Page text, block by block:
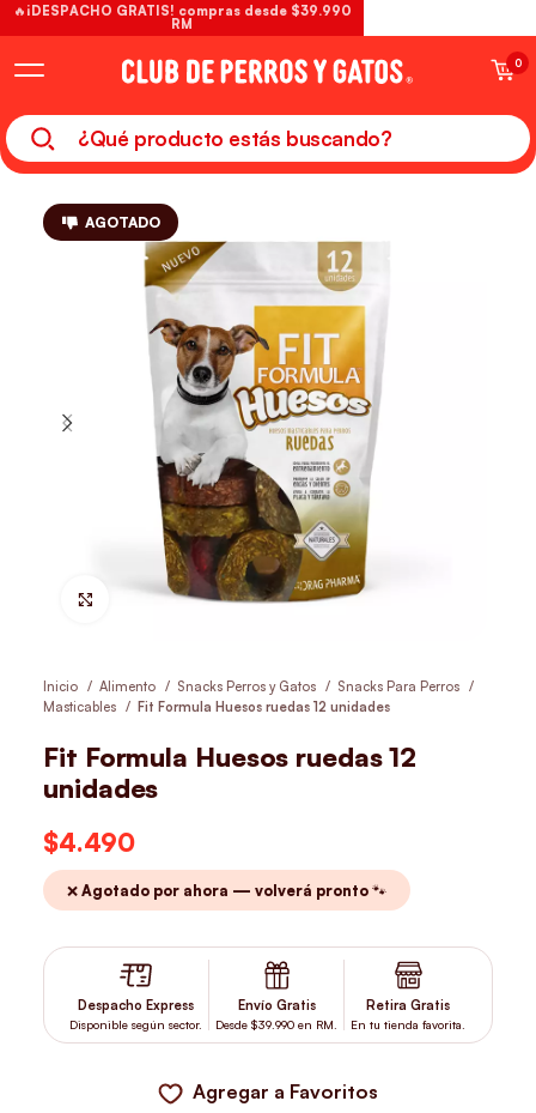
0
AGOTADO
Hacer Zoom
Inicio Alimento Snacks Perros y Gatos
Snacks Para Perros
Masticables
Fit Formula Huesos ruedas 12 unidades
Fit Formula Huesos ruedas 12
unidades
$4.490
❌ Agotado por ahora — volverá pronto 🐾
Despacho Express
Disponible según sector.
Envío Gratis
Desde $39.990 en RM.
Retira Gratis
En tu tienda favorita.
Agregar a Favoritos
🔥¡DESPACHO GRATIS! compras desde $39.990
RM